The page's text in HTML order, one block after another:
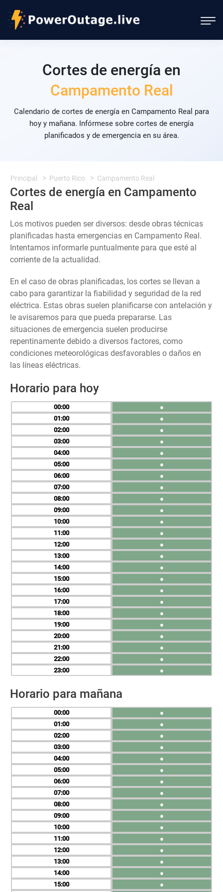
Cortes de energía en
Campamento Real
Calendario de cortes de energía en Campamento Real para
hoy y mañana. Infórmese sobre cortes de energía
planificados y de emergencia en su área.
Principal Puerto Rico Campamento Real
Cortes de energía en Campamento
Real
Los motivos pueden ser diversos: desde obras técnicas
planificadas hasta emergencias en Campamento Real.
Intentamos informarle puntualmente para que esté al
corriente de la actualidad.
En el caso de obras planificadas, los cortes se llevan a
cabo para garantizar la fiabilidad y seguridad de la red
eléctrica. Estas obras suelen planificarse con antelación y
le avisaremos para que pueda prepararse. Las
situaciones de emergencia suelen producirse
repentinamente debido a diversos factores, como
condiciones meteorológicas desfavorables o daños en
las líneas eléctricas.
Horario para hoy
00
01
02
03
04
05
06
07
08
09
10
11
12
13
14
15
16
17
18
19
20
21
22
23
●
●
●
●
●
●
●
●
●
●
●
●
●
●
●
●
●
●
●
●
●
●
●
●
Horario para mañana
00
01
02
03
04
05
06
07
08
09
10
11
12
13
14
15
●
●
●
●
●
●
●
●
●
●
●
●
●
●
●
●